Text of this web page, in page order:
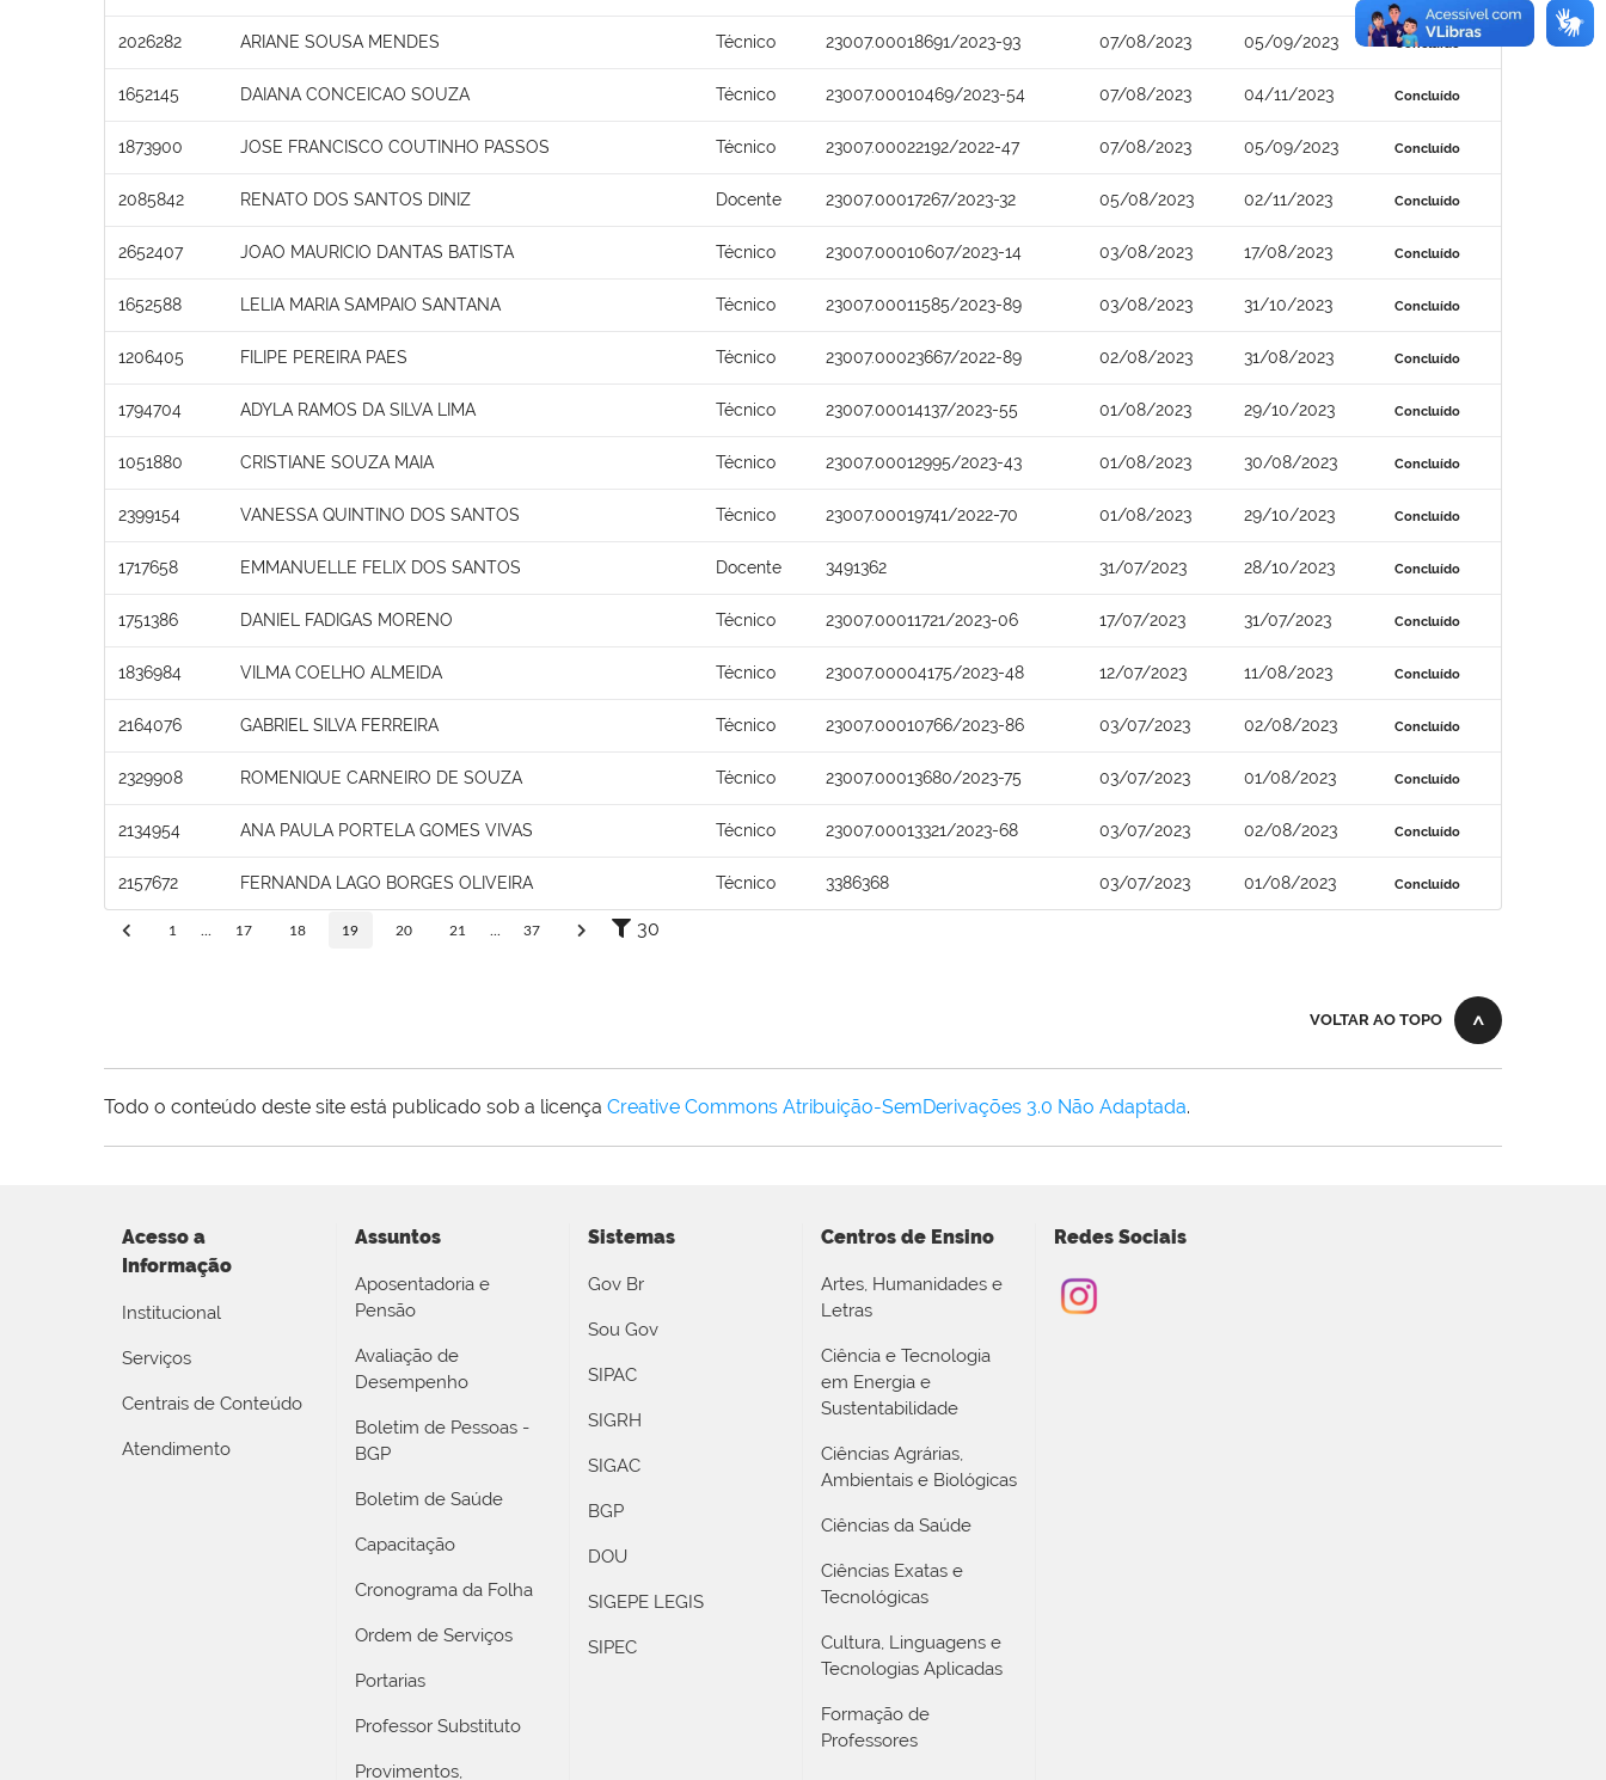
2026282 ARIANE SOUSA MENDES Técnico 23007.00018691/2023-93 07/08/2023 05/09/2023 Concluído
1652145 DAIANA CONCEICAO SOUZA Técnico 23007.00010469/2023-54 07/08/2023 04/11/2023 Concluído
1873900 JOSE FRANCISCO COUTINHO PASSOS Técnico 23007.00022192/2022-47 07/08/2023 05/09/2023 Concluído
2085842 RENATO DOS SANTOS DINIZ Docente 23007.00017267/2023-32 05/08/2023 02/11/2023 Concluído
2652407 JOAO MAURICIO DANTAS BATISTA Técnico 23007.00010607/2023-14 03/08/2023 17/08/2023 Concluído
1652588 LELIA MARIA SAMPAIO SANTANA Técnico 23007.00011585/2023-89 03/08/2023 31/10/2023 Concluído
1206405 FILIPE PEREIRA PAES Técnico 23007.00023667/2022-89 02/08/2023 31/08/2023 Concluído
1794704 ADYLA RAMOS DA SILVA LIMA Técnico 23007.00014137/2023-55 01/08/2023 29/10/2023 Concluído
1051880 CRISTIANE SOUZA MAIA Técnico 23007.00012995/2023-43 01/08/2023 30/08/2023 Concluído
2399154 VANESSA QUINTINO DOS SANTOS Técnico 23007.00019741/2022-70 01/08/2023 29/10/2023 Concluído
1717658 EMMANUELLE FELIX DOS SANTOS Docente 3491362 31/07/2023 28/10/2023 Concluído
1751386 DANIEL FADIGAS MORENO Técnico 23007.00011721/2023-06 17/07/2023 31/07/2023 Concluído
1836984 VILMA COELHO ALMEIDA Técnico 23007.00004175/2023-48 12/07/2023 11/08/2023 Concluído
2164076 GABRIEL SILVA FERREIRA Técnico 23007.00010766/2023-86 03/07/2023 02/08/2023 Concluído
2329908 ROMENIQUE CARNEIRO DE SOUZA Técnico 23007.00013680/2023-75 03/07/2023 01/08/2023 Concluído
2134954 ANA PAULA PORTELA GOMES VIVAS Técnico 23007.00013321/2023-68 03/07/2023 02/08/2023 Concluído
2157672 FERNANDA LAGO BORGES OLIVEIRA Técnico 3386368 03/07/2023 01/08/2023 Concluído
1 17 18 19 20 21 37 30
VOLTAR AO TOPO
Todo o conteúdo deste site está publicado sob a licença Creative Commons Atribuição-SemDerivações 3.0 Não Adaptada.
Acesso a
Informação
Institucional
Serviços
Centrais de Conteúdo
Atendimento
Assuntos
Aposentadoria e
Pensão
Avaliação de
Desempenho
Boletim de Pessoas -
BGP
Boletim de Saúde
Capacitação
Cronograma da Folha
Ordem de Serviços
Portarias
Professor Substituto
Provimentos,
Sistemas
Gov Br
Sou Gov
SIPAC
SIGRH
SIGAC
BGP
DOU
SIGEPE LEGIS
SIPEC
Centros de Ensino
Artes, Humanidades e
Letras
Ciência e Tecnologia
em Energia e
Sustentabilidade
Ciências Agrárias,
Ambientais e Biológicas
Ciências da Saúde
Ciências Exatas e
Tecnológicas
Cultura, Linguagens e
Tecnologias Aplicadas
Formação de
Professores
Redes Sociais